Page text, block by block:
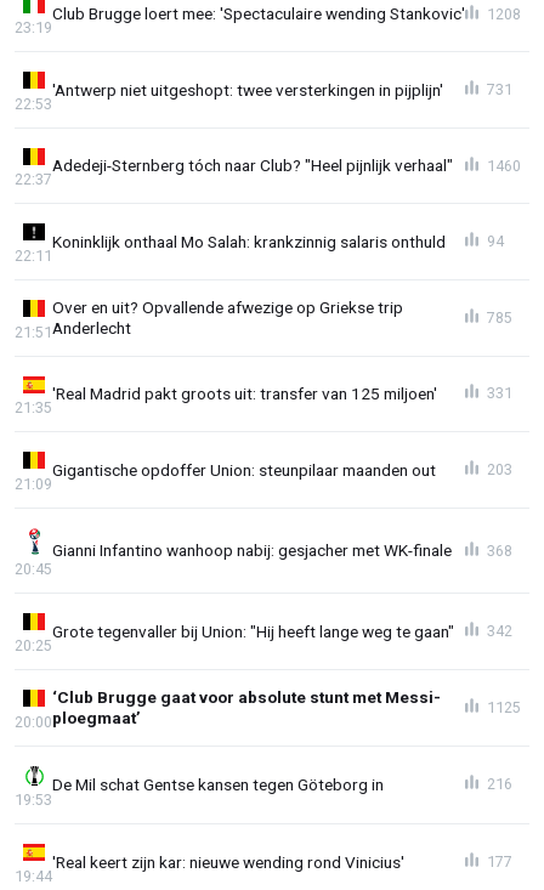
Club Brugge loert mee: 'Spectaculaire wending Stankovic'
23:19
1208
'Antwerp niet uitgeshopt: twee versterkingen in pijplijn'
22:53
731
Adedeji-Sternberg tóch naar Club? "Heel pijnlijk verhaal"
22:37
1460
Koninklijk onthaal Mo Salah: krankzinnig salaris onthuld
22:11
94
Over en uit? Opvallende afwezige op Griekse trip
Anderlecht
21:51
785
'Real Madrid pakt groots uit: transfer van 125 miljoen'
21:35
331
Gigantische opdoffer Union: steunpilaar maanden out
21:09
203
Gianni Infantino wanhoop nabij: gesjacher met WK-finale
20:45
368
Grote tegenvaller bij Union: "Hij heeft lange weg te gaan"
20:25
342
‘Club Brugge gaat voor absolute stunt met Messi-
ploegmaat’
20:00
1125
De Mil schat Gentse kansen tegen Göteborg in
19:53
216
'Real keert zijn kar: nieuwe wending rond Vinicius'
19:44
177